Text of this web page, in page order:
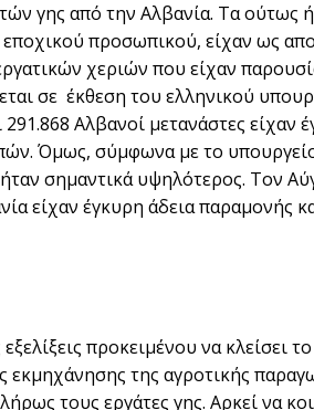
γης από την Αλβανία. Τα ούτως
προσωπικού, είχαν ως
χεριών που είχαν
σε έκθεση του ελληνικού
Αλβανοί µετανάστες είχαν
Όµως, σύµφωνα µε το
σηµαντικά υψηλότερος. Τον
είχαν έγκυρη άδεια παραµονής
προκειµένου να κλείσει
εκµηχάνησης της αγροτικής
τους εργάτες γης. Αρκεί να